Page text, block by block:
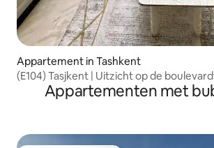
Appartement in Tashkent
(E104) Tasjkent | Uitzicht op de
Appartementen met